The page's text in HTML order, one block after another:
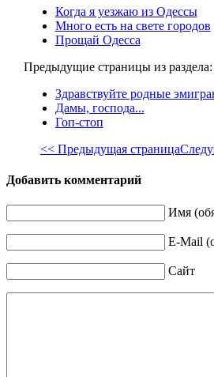
Когда я уезжаю из Одессы
Много есть на свете городов
Прощай Одесса
Предыдущие страницы из раздела:
Здравствуйте родные
Дамы, господа...
Гоп-стоп
<< Предыдущая страница
Добавить комментарий
Имя
E-Mail
Сайт